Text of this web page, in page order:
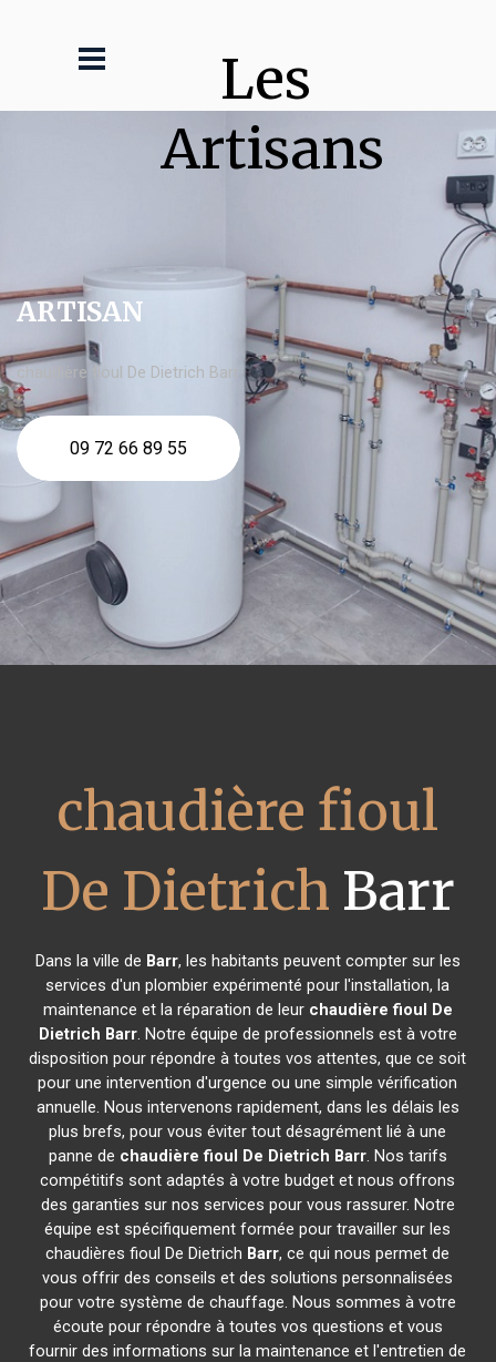
Les
Artisans
ARTISAN
chaudière fioul De Dietrich Barr
09 72 66 89 55
chaudière fioul
De Dietrich Barr
Dans la ville de Barr, les habitants peuvent compter sur les
services d'un plombier expérimenté pour l'installation, la
maintenance et la réparation de leur chaudière fioul De
Dietrich Barr. Notre équipe de professionnels est à votre
disposition pour répondre à toutes vos attentes, que ce soit
pour une intervention d'urgence ou une simple vérification
annuelle. Nous intervenons rapidement, dans les délais les
plus brefs, pour vous éviter tout désagrément lié à une
panne de chaudière fioul De Dietrich Barr. Nos tarifs
compétitifs sont adaptés à votre budget et nous offrons
des garanties sur nos services pour vous rassurer. Notre
équipe est spécifiquement formée pour travailler sur les
chaudières fioul De Dietrich Barr, ce qui nous permet de
vous offrir des conseils et des solutions personnalisées
pour votre système de chauffage. Nous sommes à votre
écoute pour répondre à toutes vos questions et vous
fournir des informations sur la maintenance et l'entretien de